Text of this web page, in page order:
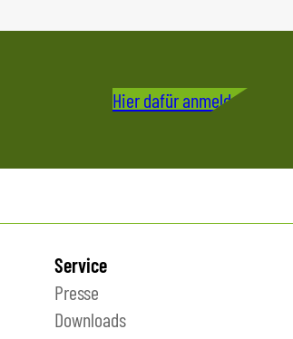
Hier dafür anmelden
Service
Presse
Downloads